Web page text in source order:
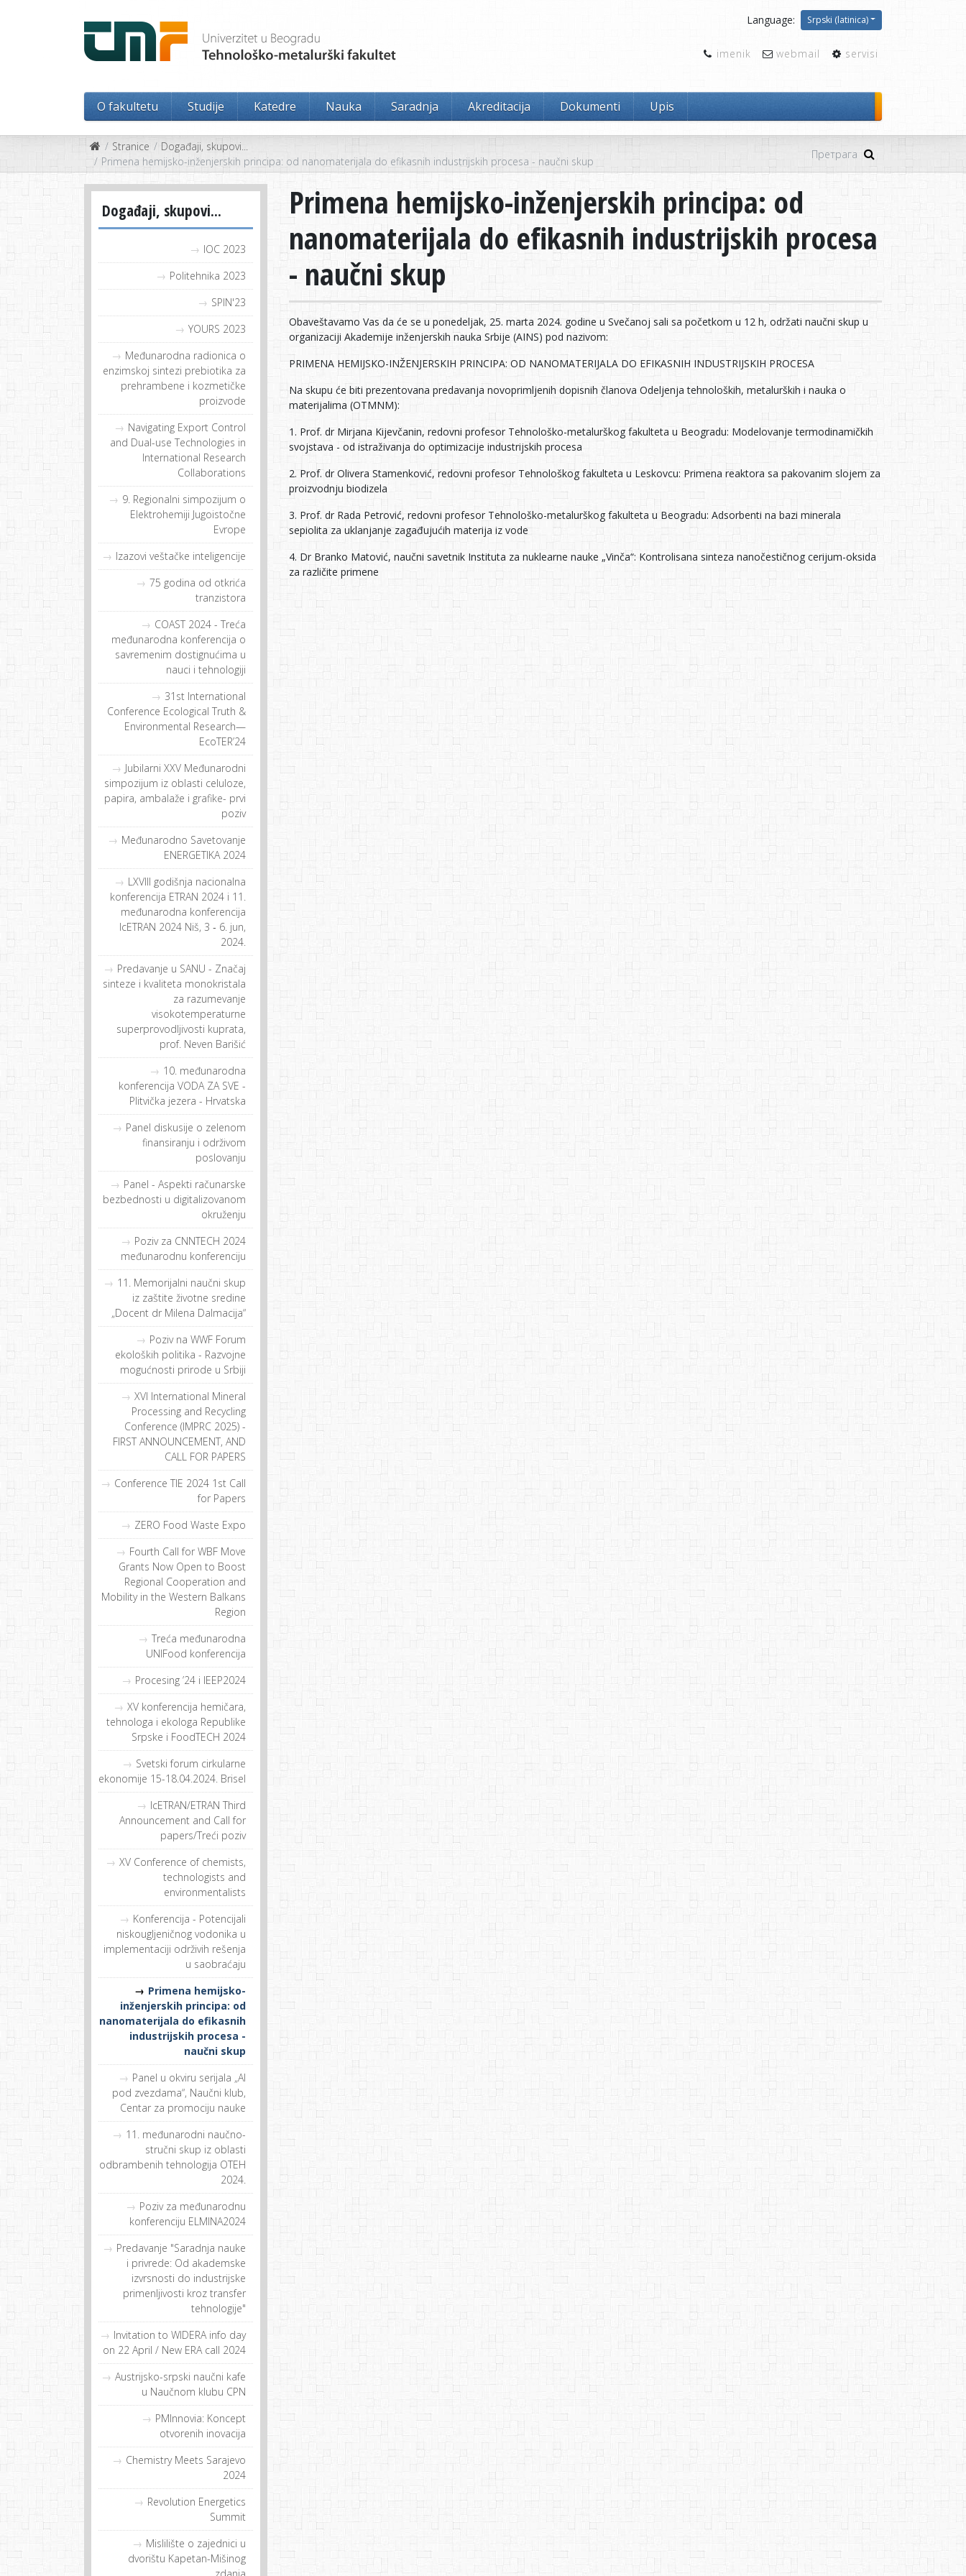
Language: Srpski (latinica)
imenik webmail servisi
O fakultetu Studije Katedre Nauka Saradnja Akreditacija Dokumenti Upis
Stranice
Događaji, skupovi...
Primena hemijsko-inženjerskih principa: od nanomaterijala do efikasnih industrijskih procesa - naučni skup
Događaji, skupovi...
IOC 2023
Politehnika 2023
SPIN'23
YOURS 2023
Međunarodna radionica o
enzimskoj sintezi prebiotika za
prehrambene i kozmetičke
proizvode
Navigating Export Control
and Dual-use Technologies in
International Research
Collaborations
9. Regionalni simpozijum o
Elektrohemiji Jugoistočne
Evrope
Izazovi veštačke inteligencije
75 godina od otkrića
tranzistora
COAST 2024 - Treća
međunarodna konferencija o
savremenim dostignućima u
nauci i tehnologiji
31st International
Conference Ecological Truth &
Environmental Research—
EcoTER’24
Jubilarni XXV Međunarodni
simpozijum iz oblasti celuloze,
papira, ambalaže i grafike- prvi
poziv
Međunarodno Savetovanje
ENERGETIKA 2024
LXVIII godišnja nacionalna
konferencija ETRAN 2024 i 11.
međunarodna konferencija
IcETRAN 2024 Niš, 3 ‐ 6. jun,
2024.
Predavanje u SANU - Značaj
sinteze i kvaliteta monokristala
za razumevanje
visokotemperaturne
superprovodljivosti kuprata,
prof. Neven Barišić
10. međunarodna
konferencija VODA ZA SVE -
Plitvička jezera - Hrvatska
Panel diskusije o zelenom
finansiranju i održivom
poslovanju
Panel - Aspekti računarske
bezbednosti u digitalizovanom
okruženju
Poziv za CNNTECH 2024
međunarodnu konferenciju
11. Memorijalni naučni skup
iz zaštite životne sredine
„Docent dr Milena Dalmacija“
Poziv na WWF Forum
ekoloških politika - Razvojne
mogućnosti prirode u Srbiji
XVI International Mineral
Processing and Recycling
Conference (IMPRC 2025) -
FIRST ANNOUNCEMENT, AND
CALL FOR PAPERS
Conference TIE 2024 1st Call
for Papers
ZERO Food Waste Expo
Fourth Call for WBF Move
Grants Now Open to Boost
Regional Cooperation and
Mobility in the Western Balkans
Region
Treća međunarodna
UNIFood konferencija
Procesing ’24 i IEEP2024
XV konferencija hemičara,
tehnologa i ekologa Republike
Srpske i FoodTECH 2024
Svetski forum cirkularne
ekonomije 15-18.04.2024. Brisel
IcETRAN/ETRAN Third
Announcement and Call for
papers/Treći poziv
XV Conference of chemists,
technologists and
environmentalists
Konferencija - Potencijali
niskougljeničnog vodonika u
implementaciji održivih rešenja
u saobraćaju
Primena hemijsko-
inženjerskih principa: od
nanomaterijala do efikasnih
industrijskih procesa -
naučni skup
Panel u okviru serijala „AI
pod zvezdama“, Naučni klub,
Centar za promociju nauke
11. međunarodni naučno-
stručni skup iz oblasti
odbrambenih tehnologija OTEH
2024.
Poziv za međunarodnu
konferenciju ELMINA2024
Predavanje "Saradnja nauke
i privrede: Od akademske
izvrsnosti do industrijske
primenljivosti kroz transfer
tehnologije"
Invitation to WIDERA info day
on 22 April / New ERA call 2024
Austrijsko-srpski naučni kafe
u Naučnom klubu CPN
PMInnovia: Koncept
otvorenih inovacija
Chemistry Meets Sarajevo
2024
Revolution Energetics
Summit
Mislilište o zajednici u
dvorištu Kapetan-Mišinog
Primena hemijsko-inženjerskih principa: od
nanomaterijala do efikasnih industrijskih procesa
- naučni skup
Obaveštavamo Vas da će se u ponedeljak, 25. marta 2024. godine u Svečanoj sali sa početkom u 12 h, održati naučni skup u
organizaciji Akademije inženjerskih nauka Srbije (AINS) pod nazivom:
PRIMENA HEMIJSKO-INŽENJERSKIH PRINCIPA: OD NANOMATERIJALA DO EFIKASNIH INDUSTRIJSKIH PROCESA
Na skupu će biti prezentovana predavanja novoprimljenih dopisnih članova Odeljenja tehnoloških, metalurških i nauka o
materijalima (OTMNM):
1. Prof. dr Mirjana Kijevčanin, redovni profesor Tehnološko-metalurškog fakulteta u Beogradu: Modelovanje termodinamičkih
svojstava - od istraživanja do optimizacije industrijskih procesa
2. Prof. dr Olivera Stamenković, redovni profesor Tehnološkog fakulteta u Leskovcu: Primena reaktora sa pakovanim slojem za
proizvodnju biodizela
3. Prof. dr Rada Petrović, redovni profesor Tehnološko-metalurškog fakulteta u Beogradu: Adsorbenti na bazi minerala
sepiolita za uklanjanje zagađujućih materija iz vode
4. Dr Branko Matović, naučni savetnik Instituta za nuklearne nauke „Vinča“: Kontrolisana sinteza nanočestičnog cerijum-oksida
za različite primene